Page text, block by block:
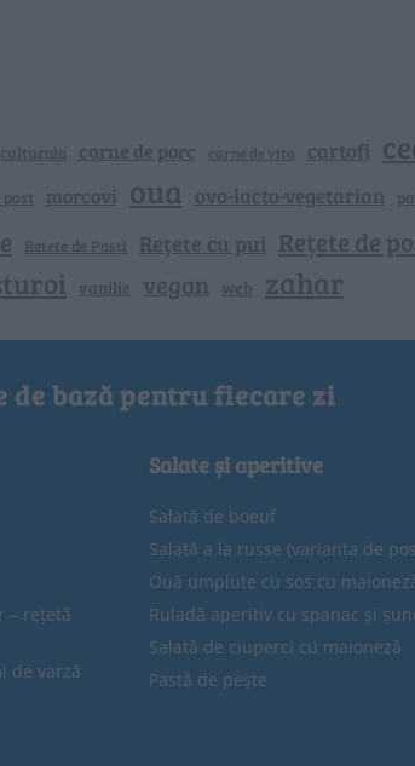
carne de porc carne de vita cartofi
post morcovi oua ovo-lacto-vegetarian
Retete de Pasti Rețete cu pui Rețete de
vanilie vegan web zahar
de bază pentru fiecare zi
– rețetă
de varză
Salate și aperitive
Salată de boeuf
Salată a la russe (varianta de
Ouă umplute cu sos cu
Ruladă aperitiv cu spanac și
Salată de ciuperci cu maioneză
Pastă de pește